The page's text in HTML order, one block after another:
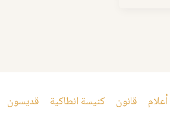
أعلام قانون كنيسة انطاكية قديسون